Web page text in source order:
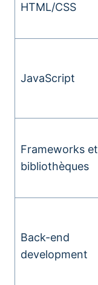
HTML/CSS
JavaScript
Frameworks et
bibliothèques
Back-end
development